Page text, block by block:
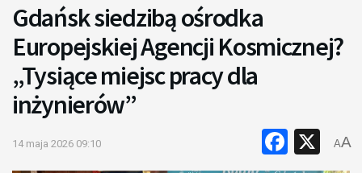
Gdańsk siedzibą ośrodka
Europejskiej Agencji Kosmicznej?
„Tysiące miejsc pracy dla
inżynierów”
14 maja 2026 09:10 X
AA